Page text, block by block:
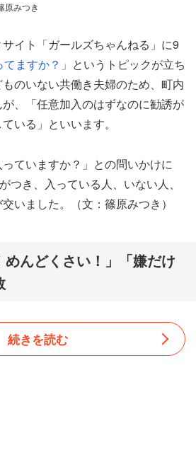
原みつき
イト「ガールズちゃんねる」に9
てますか？」 というトピックが立ち
のいない共働き夫婦のため、町内
、「任意加入のはずなのに勧誘が
いる」といいます。
っていますか？」との問いかけに
つき、入っている人、いない人、
いました。（文：篠原みつき）
めんどくさい！」「嫌だけ
続きを読む